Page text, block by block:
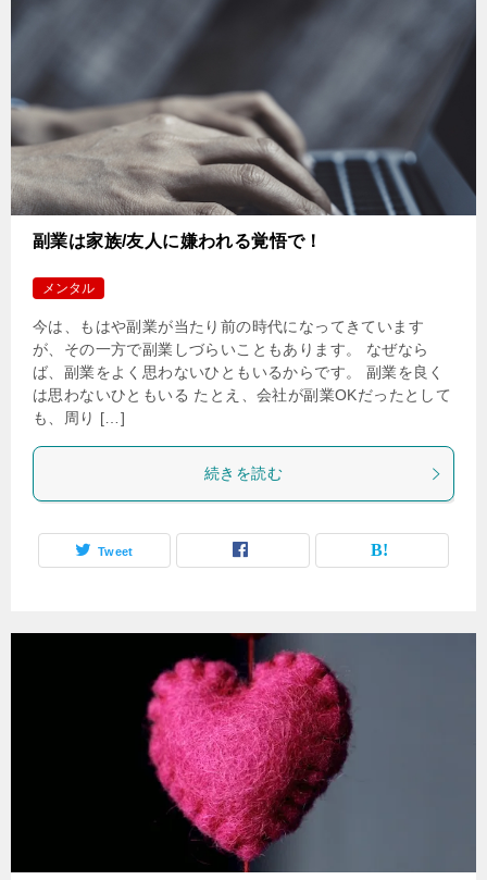
副業は家族/友人に嫌われる覚悟で！
メンタル
今は、もはや副業が当たり前の時代になってきています
が、その一方で副業しづらいこともあります。 なぜなら
ば、副業をよく思わないひともいるからです。 副業を良く
は思わないひともいる たとえ、会社が副業OKだったとして
も、周り […]
続きを読む
Tweet